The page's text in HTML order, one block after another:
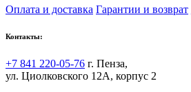
Оплата и доставка Гарантии и возврат
Контакты:
+7 841 220-05-76 г. Пенза,
ул. Циолковского 12А, корпус 2